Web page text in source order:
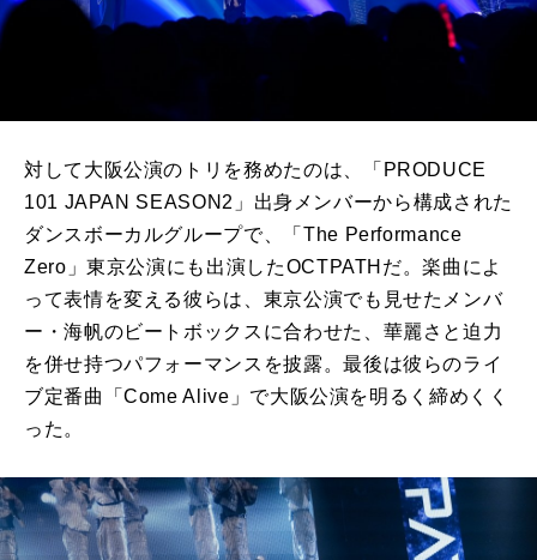
対して大阪公演のトリを務めたのは、「PRODUCE
101 JAPAN SEASON2」出身メンバーから構成された
ダンスボーカルグループで、「The Performance
Zero」東京公演にも出演したOCTPATHだ。楽曲によ
って表情を変える彼らは、東京公演でも見せたメンバ
ー・海帆のビートボックスに合わせた、華麗さと迫力
を併せ持つパフォーマンスを披露。最後は彼らのライ
ブ定番曲「Come Alive」で大阪公演を明るく締めくく
った。